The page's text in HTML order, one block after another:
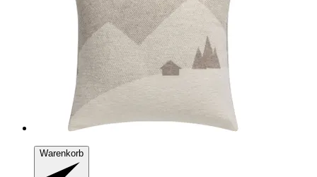
Warenkorb